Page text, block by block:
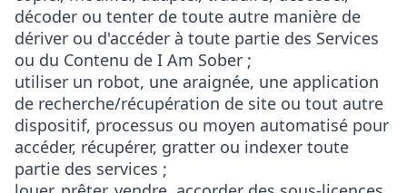
décoder ou tenter de toute autre manière de
dériver ou d'accéder à toute partie des Services
ou du Contenu de I Am Sober ;
utiliser un robot, une araignée, une application
de recherche/récupération de site ou tout autre
dispositif, processus ou moyen automatisé pour
accéder, récupérer, gratter ou indexer toute
partie des services ;